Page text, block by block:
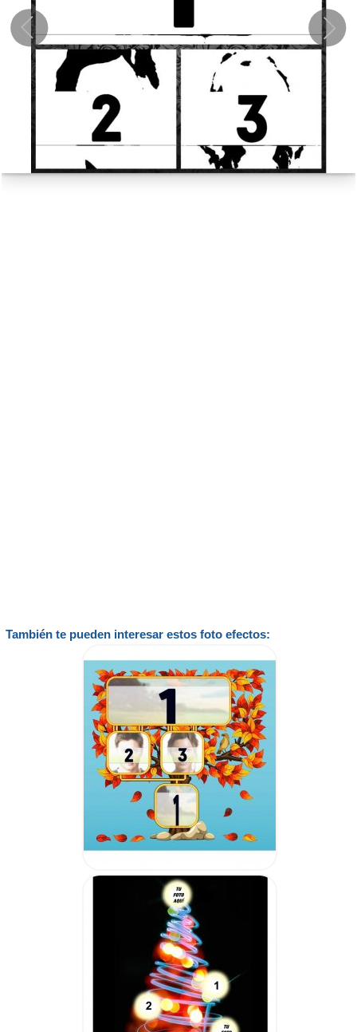
También te pueden interesar estos foto efectos: